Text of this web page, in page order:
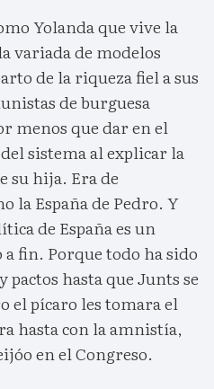
Yolanda que vive la
variada de modelos
de la riqueza fiel a sus
de burguesa
menos que dar en el
sistema al explicar la
su hija. Era de
la España de Pedro. Y
de España es un
fin. Porque todo ha sido
pactos hasta que Junts se
el pícaro les tomara el
hasta con la amnistía,
en el Congreso.